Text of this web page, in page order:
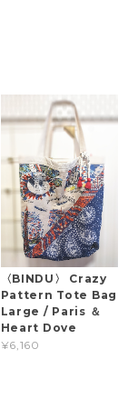
〈BINDU〉 Crazy
Pattern Tote Bag
Large / Paris ＆
Heart Dove
¥6,160